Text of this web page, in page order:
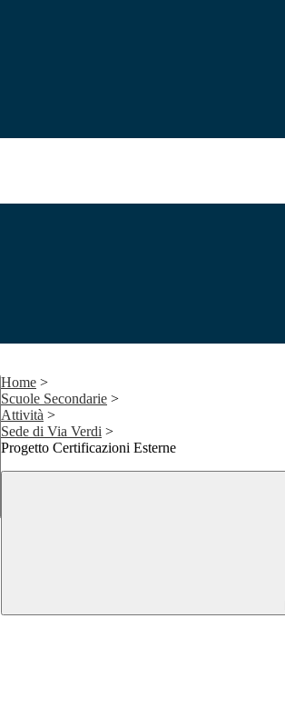
Home >
Scuole Secondarie >
Attività >
Sede di Via Verdi >
Progetto Certificazioni Esterne